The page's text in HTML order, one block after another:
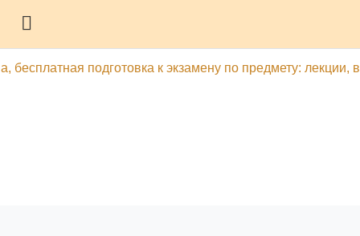
бесплатная подготовка к экзамену по предмету: лекции,